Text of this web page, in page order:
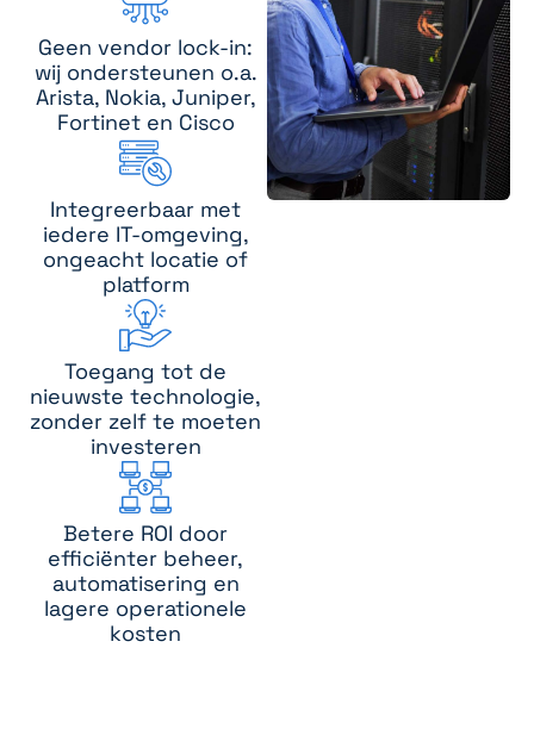
Geen vendor lock-in:
wij ondersteunen o.a.
Arista, Nokia, Juniper,
Fortinet en Cisco
Integreerbaar met
iedere IT-omgeving,
ongeacht locatie of
platform
Toegang tot de
nieuwste technologie,
zonder zelf te moeten
investeren
Betere ROI door
efficiënter beheer,
automatisering en
lagere operationele
kosten